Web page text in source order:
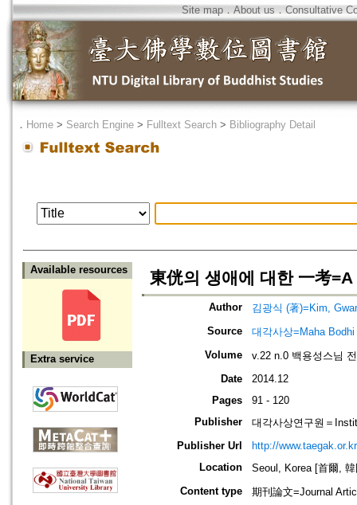
Site map．About us ． Consultative
． Home > Search Engine > Fulltext Search > Bibliography Detail
Available resources
Extra service
東侊의 생애에 대한 一考
Author
김광식 (著)=Kim,
Source
대각사상=Maha
Volume
v.22 n.0 백용성스님
Date
2014.12
Pages
91 - 120
Publisher
대각사상연구원＝
Publisher Url
http://
Location
Seoul, Korea [首爾,
Content type
期刊論文=Journal